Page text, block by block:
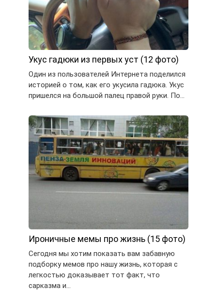
Укус гадюки из первых уст (12 фото)
Один из пользователей Интернета поделился
историей о том, как его укусила гадюка. Укус
пришелся на большой палец правой руки. По…
Ироничные мемы про жизнь (15 фото)
Сегодня мы хотим показать вам забавную
подборку мемов про нашу жизнь, которая с
легкостью доказывает тот факт, что
сарказма и…